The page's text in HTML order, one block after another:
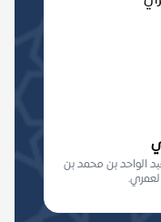
الواحد بن محمد بن